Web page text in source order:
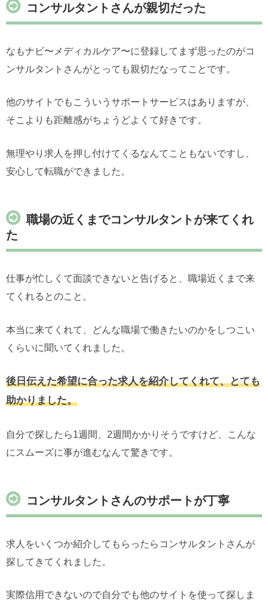
コンサルタントさんが親切だった
なもナビ〜メディカルケア〜に登録してまず思ったのがコ
ンサルタントさんがとっても親切だなってことです。
他のサイトでもこういうサポートサービスはありますが、
そこよりも距離感がちょうどよくて好きです。
無理やり求人を押し付けてくるなんてこともないですし、
安心して転職ができました。
職場の近くまでコンサルタントが来てくれ
た
仕事が忙しくて面談できないと告げると、職場近くまで来
てくれるとのこと。
本当に来てくれて、どんな職場で働きたいのかをしつこい
くらいに聞いてくれました。
後日伝えた希望に合った求人を紹介してくれて、とても
助かりました。
自分で探したら1週間、2週間かかりそうですけど、こんな
にスムーズに事が進むなんて驚きです。
コンサルタントさんのサポートが丁寧
求人をいくつか紹介してもらったらコンサルタントさんが
探してきてくれました。
実際信用できないので自分でも他のサイトを使って探しま